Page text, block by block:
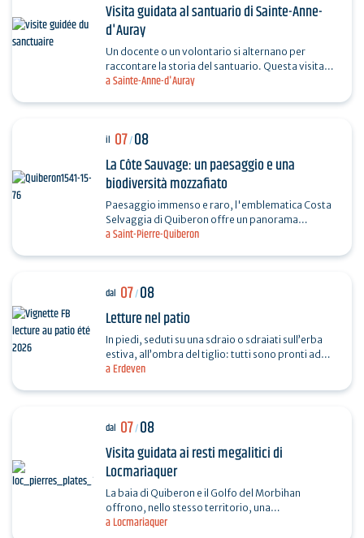
a Sainte-Anne-d'Auray
Visita guidata al santuario di Sainte-Anne-
d'Auray
Un docente o un volontario si alternano per
raccontare la storia del santuario. Questa visita
guidata vi immerge nella storia, nel patrimonio e
a Saint-Pierre-Quiberon
il 07/08
La Côte Sauvage: un paesaggio e una
biodiversità mozzafiato
Paesaggio immenso e raro, l'emblematica Costa
Selvaggia di Quiberon offre un panorama
maestoso tra scogliere, dune e oceano. Partite
a Erdeven
dal 07/08
Letture nel patio
In piedi, seduti su una sdraio o sdraiati sull’erba
estiva, all’ombra del tiglio: tutti sono pronti ad
ascoltare le storie inventate da Emilie e…
a Locmariaquer
dal 07/08
Visita guidata ai resti megalitici di
Locmariaquer
La baia di Quiberon e il Golfo del Morbihan
offrono, nello stesso territorio, una
concentrazione di monumenti megalitici unica in